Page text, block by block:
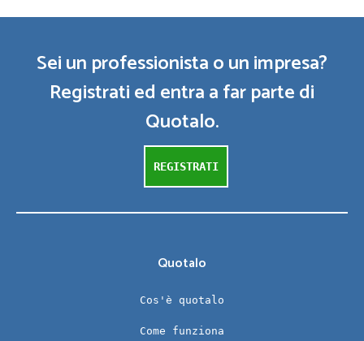
Sei un professionista o un impresa?
Registrati ed entra a far parte di
Quotalo.
REGISTRATI
Quotalo
Cos'è quotalo
Come funziona